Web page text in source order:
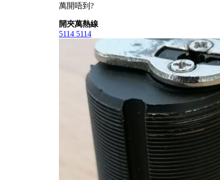
萬開唔到?
開夾萬熱線
5114 5114